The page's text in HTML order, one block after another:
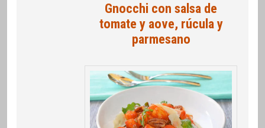
Gnocchi con salsa de
tomate y aove, rúcula y
parmesano